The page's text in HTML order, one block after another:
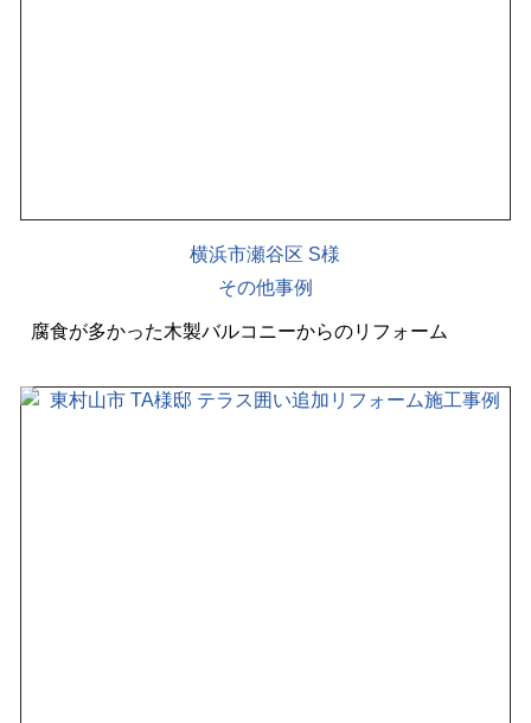
横浜市瀬谷区 S様
その他事例
腐食が多かった木製バルコニーからのリフォーム